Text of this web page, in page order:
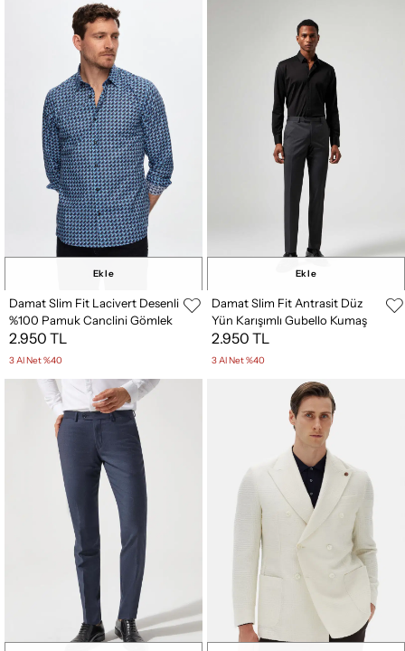
Ekle
Damat Slim Fit Lacivert Desenli
%100 Pamuk Canclini Gömlek
2.950 TL
3 Al Net %40
Ekle
Damat Slim Fit Antrasit Düz
Yün Karışımlı Gubello Kumaş
Pantolon
2.950 TL
3 Al Net %40